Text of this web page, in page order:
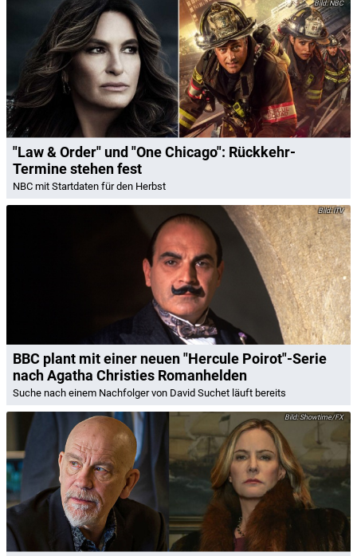
NBC
"Law & Order" und "One Chicago": Rückkehr-
Termine stehen fest
NBC mit Startdaten für den Herbst
ITV
BBC plant mit einer neuen "Hercule Poirot"-Serie
nach Agatha Christies Romanhelden
Suche nach einem Nachfolger von David Suchet läuft bereits
Showtime/FX